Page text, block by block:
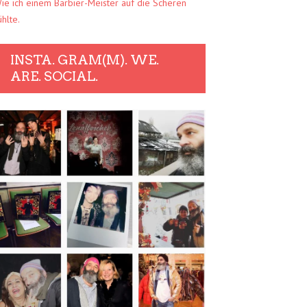
ich einem Barbier-Meister auf die Scheren
INSTA. GRAM(M). WE.
ARE. SOCIAL.